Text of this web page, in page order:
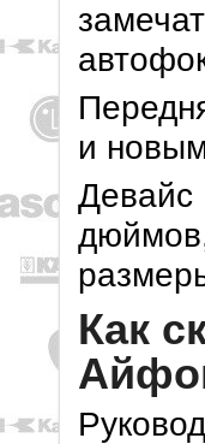
и
Как